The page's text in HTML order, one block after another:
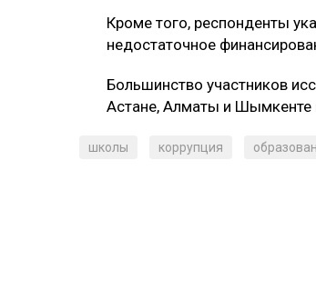
Кроме того, респонденты
недостаточное
Большинство участников
Астане, Алматы и Шымкенте
школы коррупция